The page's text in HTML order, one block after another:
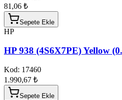
81,06 ₺
Sepete Ekle
HP
HP 938 (4S6X7PE) Yellow
Kod: 17460
1.990,67 ₺
Sepete Ekle